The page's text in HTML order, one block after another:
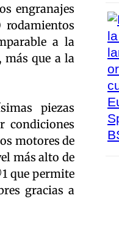
engranajes
a la
más que a la
piezas
condiciones
motores de
más alto de
que permite
gracias a